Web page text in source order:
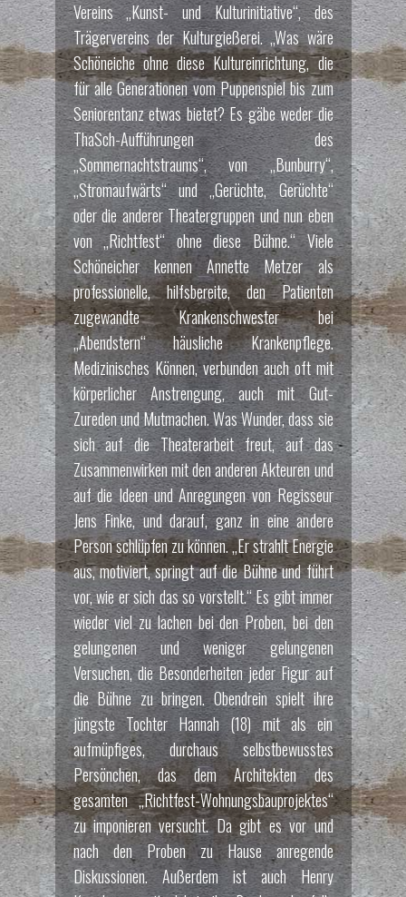
Vereins „Kunst- und Kulturinitiative“, des
Trägervereins der Kulturgießerei. „Was wäre
Schöneiche ohne diese Kultureinrichtung, die
für alle Generationen vom Puppenspiel bis zum
Seniorentanz etwas bietet? Es gäbe weder die
ThaSch-Aufführungen des
„Sommernachtstraums“, von „Bunburry“,
„Stromaufwärts“ und „Gerüchte, Gerüchte“
oder die anderer Theatergruppen und nun eben
von „Richtfest“ ohne diese Bühne.“ Viele
Schöneicher kennen Annette Metzer als
professionelle, hilfsbereite, den Patienten
zugewandte Krankenschwester bei
„Abendstern“ häusliche Krankenpflege.
Medizinisches Können, verbunden auch oft mit
körperlicher Anstrengung, auch mit Gut-
Zureden und Mutmachen. Was Wunder, dass sie
sich auf die Theaterarbeit freut, auf das
Zusammenwirken mit den anderen Akteuren und
auf die Ideen und Anregungen von Regisseur
Jens Finke, und darauf, ganz in eine andere
Person schlüpfen zu können. „Er strahlt Energie
aus, motiviert, springt auf die Bühne und führt
vor, wie er sich das so vorstellt.“ Es gibt immer
wieder viel zu lachen bei den Proben, bei den
gelungenen und weniger gelungenen
Versuchen, die Besonderheiten jeder Figur auf
die Bühne zu bringen. Obendrein spielt ihre
jüngste Tochter Hannah (18) mit als ein
aufmüpfiges, durchaus selbstbewusstes
Persönchen, das dem Architekten des
gesamten „Richtfest-Wohnungsbauprojektes“
zu imponieren versucht. Da gibt es vor und
nach den Proben zu Hause anregende
Diskussionen. Außerdem ist auch Henry